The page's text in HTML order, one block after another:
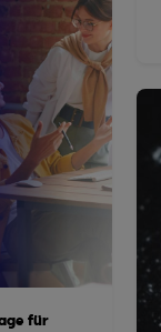
für